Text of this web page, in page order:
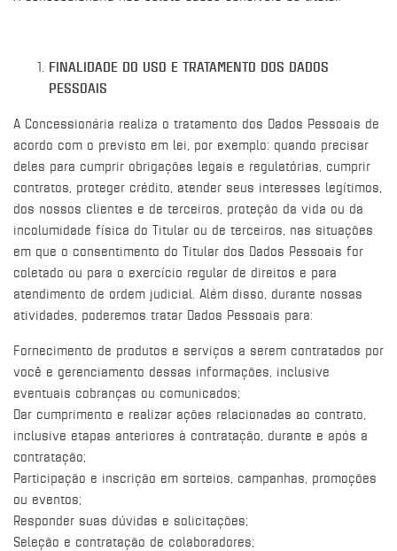
FINALIDADE DO USO E TRATAMENTO DOS DADOS
PESSOAIS
A Concessionária realiza o tratamento dos Dados Pessoais de
acordo com o previsto em lei, por exemplo: quando precisar
deles para cumprir obrigações legais e regulatórias, cumprir
contratos, proteger crédito, atender seus interesses legítimos,
dos nossos clientes e de terceiros, proteção da vida ou da
incolumidade física do Titular ou de terceiros, nas situações
em que o consentimento do Titular dos Dados Pessoais for
coletado ou para o exercício regular de direitos e para
atendimento de ordem judicial. Além disso, durante nossas
atividades, poderemos tratar Dados Pessoais para:
Fornecimento de produtos e serviços a serem contratados por
você e gerenciamento dessas informações, inclusive
eventuais cobranças ou comunicados;
Dar cumprimento e realizar ações relacionadas ao contrato,
inclusive etapas anteriores à contratação, durante e após a
contratação;
Participação e inscrição em sorteios, campanhas, promoções
ou eventos;
Responder suas dúvidas e solicitações;
Seleção e contratação de colaboradores;